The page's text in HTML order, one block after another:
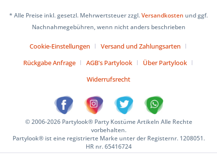
* Alle Preise inkl. gesetzl. Mehrwertsteuer zzgl.Versandkosten und ggf.
Nachnahmegebühren, wenn nicht anders beschrieben
Cookie-Einstellungen
Versand und Zahlungsarten
Rückgabe Anfrage
AGB's Partylook
Über Partylook
Widerrufsrecht
© 2006-2026 Partylook® Party Kostüme Artikeln Alle Rechte
vorbehalten.
Partylook® ist eine registrierte Marke unter der Registernr. 1208051.
HR nr. 65416724